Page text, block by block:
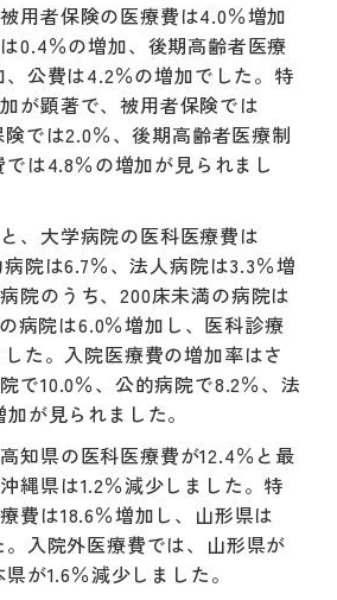
用者保険の医療費は4.0％増加
0.4％の増加、後期高齢者医療
公費は4.2％の増加でした。特
が顕著で、被用者保険では
では2.0％、後期高齢者医療制
は4.8％の増加が見られまし
、大学病院の医科医療費は
院は6.7％、法人病院は3.3％増
院のうち、200床未満の病院は
病院は6.0％増加し、医科診療
た。入院医療費の増加率はさ
で10.0％、公的病院で8.2％、法
が見られました。
知県の医科医療費が12.4％と最
縄県は1.2％減少しました。特
費は18.6％増加し、山形県は
入院外医療費では、山形県が
が1.6％減少しました。